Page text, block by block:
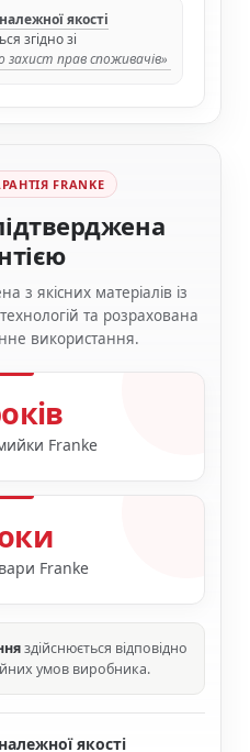
якості
згідно зі
захист прав споживачів»
FRANKE
з якісних матеріалів із
та розрахована
використання.
Franke
Franke
здійснюється відповідно
умов виробника.
якості